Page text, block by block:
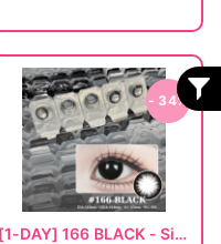
- 34%
[1-DAY] 166 BLACK - Size to